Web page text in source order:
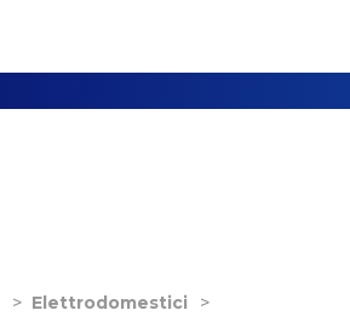
> Elettrodomestici
>